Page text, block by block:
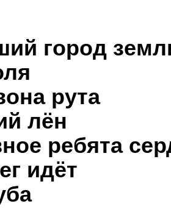
город
рута
лён
ребята
идёт